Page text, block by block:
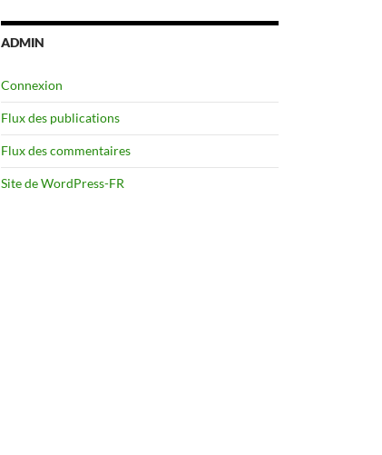
ADMIN
Connexion
Flux des publications
Flux des commentaires
Site de WordPress-FR